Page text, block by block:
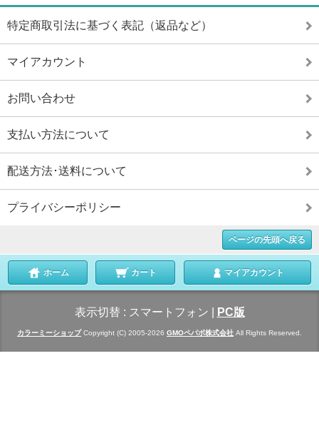
特定商取引法に基づく表記（返品など）
マイアカウント
お問い合わせ
支払い方法について
配送方法･送料について
プライバシーポリシー
ページの先頭へ戻る
ホーム カート マイアカウント
表示切替 : スマートフォン PC版
カラーミーショップ Copyright (C) 2005-2026 GMOペパボ株式会社 All Rights Reserved.